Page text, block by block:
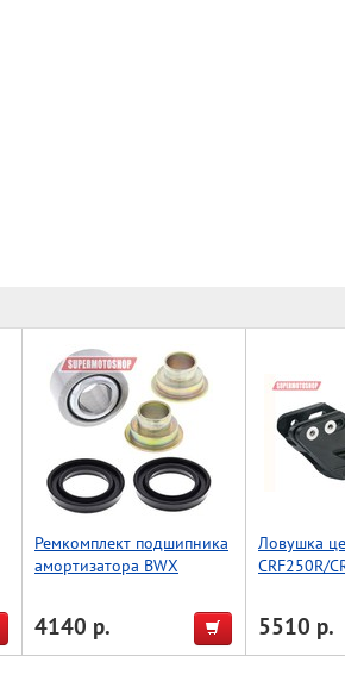
Ремкомплект подшипника
амортизатора BWX
4140 р.
Ловушка
CRF250R/
5510 р.